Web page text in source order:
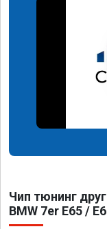
Чип тюнинг
BMW 7er E65 /